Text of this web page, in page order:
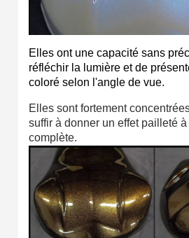
Elles ont une capacité sans
réfléchir la lumière et de
coloré selon l'angle de vue.
Elles sont fortement
suffir à donner un effet pailleté
complète.